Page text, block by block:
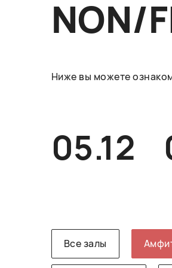
NON/
Ниже вы можете
05.12
Все залы